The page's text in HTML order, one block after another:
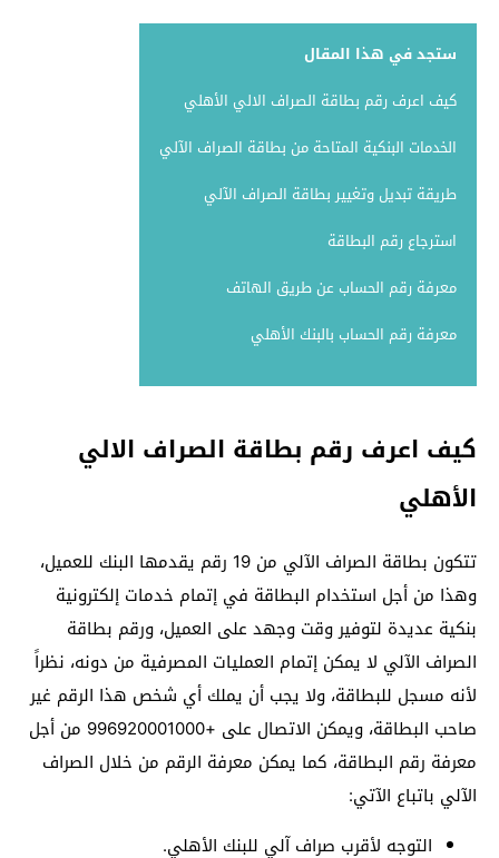
ستجد في هذا المقال
كيف اعرف رقم بطاقة الصراف الالي الأهلي
الخدمات البنكية المتاحة من بطاقة الصراف الآلي
طريقة تبديل وتغيير بطاقة الصراف الآلي
استرجاع رقم البطاقة
معرفة رقم الحساب عن طريق الهاتف
معرفة رقم الحساب بالبنك الأهلي
كيف اعرف رقم بطاقة الصراف الالي
الأهلي
تتكون بطاقة الصراف الآلي من 19 رقم يقدمها البنك للعميل،
وهذا من أجل استخدام البطاقة في إتمام خدمات إلكترونية
بنكية عديدة لتوفير وقت وجهد على العميل، ورقم بطاقة
الصراف الآلي لا يمكن إتمام العمليات المصرفية من دونه، نظراً
لأنه مسجل للبطاقة، ولا يجب أن يملك أي شخص هذا الرقم غير
صاحب البطاقة، ويمكن الاتصال على +996920001000 من أجل
معرفة رقم البطاقة، كما يمكن معرفة الرقم من خلال الصراف
الآلي باتباع الآتي:
التوجه لأقرب صراف آلي للبنك الأهلي.